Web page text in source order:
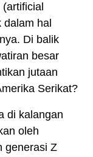
hal
Di balik
besar
jutaan
Serikat?
di kalangan
oleh
generasi Z